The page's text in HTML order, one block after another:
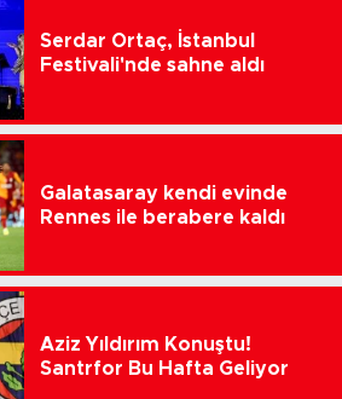
Serdar Ortaç, İstanbul
Festivali'nde sahne aldı
Galatasaray kendi evinde
Rennes ile berabere kaldı
Aziz Yıldırım Konuştu!
Santrfor Bu Hafta Geliyor